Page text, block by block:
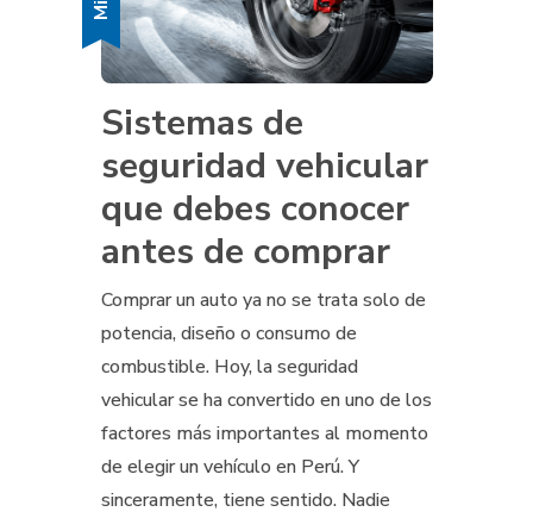
Sistemas de
seguridad vehicular
que debes conocer
antes de comprar
Comprar un auto ya no se trata solo de
potencia, diseño o consumo de
combustible. Hoy, la seguridad
vehicular se ha convertido en uno de los
factores más importantes al momento
de elegir un vehículo en Perú. Y
sinceramente, tiene sentido. Nadie